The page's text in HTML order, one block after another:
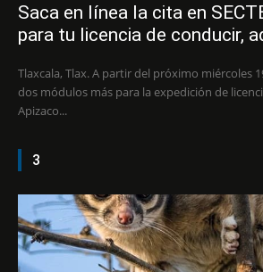
Saca en línea la cita en
para tu licencia de conducir,
Tlaxcala, Tlax. A partir del próximo miércoles
dos módulos más para la expedición de
Apizaco...
3